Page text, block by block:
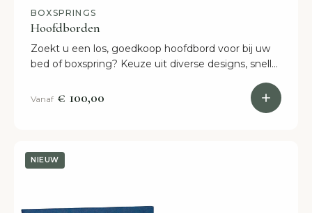
BOXSPRINGS
Hoofdborden
Zoekt u een los, goedkoop hoofdbord voor bij uw
bed of boxspring? Keuze uit diverse designs, snelle
in Etten-Leur!
Vanaf € 100,00
NIEUW